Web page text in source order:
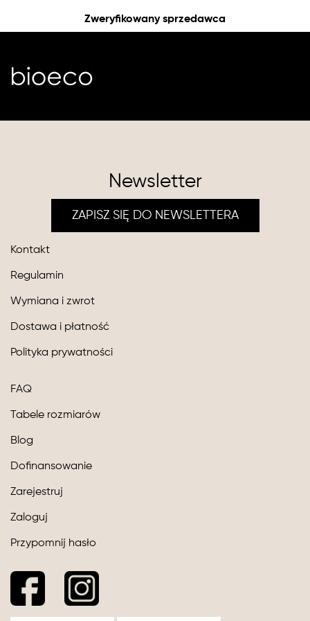
Zweryfikowany sprzedawca
Newsletter
ZAPISZ SIĘ DO NEWSLETTERA
Kontakt
Regulamin
Wymiana i zwrot
Dostawa i płatność
Polityka prywatności
FAQ
Tabele rozmiarów
Blog
Dofinansowanie
Zarejestruj
Zaloguj
Przypomnij hasło